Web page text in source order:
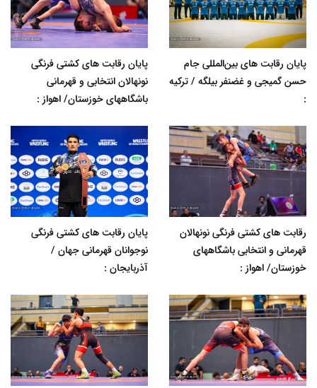
پایان رقابت های بین‌المللی جام
حسن گمیجی و غضنفر بیلگه / ترکیه
:
پایان رقابت های کشتی فرنگی
نونهالان انتخابی و قهرمانی
باشگاههای خوزستان/ اهواز :
رقابت های کشتی فرنگی نونهالان
قهرمانی و انتخابی باشگاههای
خوزستان/ اهواز :
پایان رقابت های کشتی فرنگی
نوجوانان قهرمانی جهان /
آذربایجان :